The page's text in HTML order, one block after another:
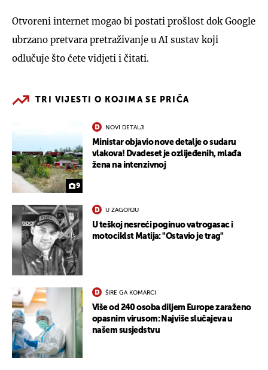
Otvoreni internet mogao bi postati prošlost dok Google
ubrzano pretvara pretraživanje u AI sustav koji
odlučuje što ćete vidjeti i čitati.
TRI VIJESTI O KOJIMA SE PRIČA
9
NOVI DETALJI
Ministar objavio nove detalje o sudaru
vlakova! Dvadeset je ozlijeđenih, mlađa
žena na intenzivnoj
U ZAGORJU
U teškoj nesreći poginuo vatrogasac i
motociklst Matija: "Ostavio je trag"
ŠIRE GA KOMARCI
Više od 240 osoba diljem Europe zaraženo
opasnim virusom: Najviše slučajeva u
našem susjedstvu